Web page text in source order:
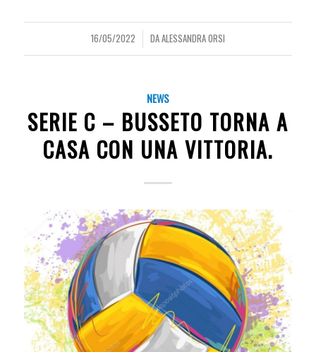
16/05/2022
/ DAALESSANDRA ORSI
NEWS
SERIE C – BUSSETO TORNA A
CASA CON UNA VITTORIA.